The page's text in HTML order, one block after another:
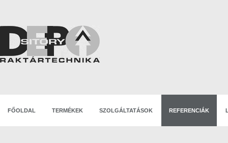
FŐOLDAL TERMÉKEK SZOLGÁLTATÁSOK REFERENCIÁK